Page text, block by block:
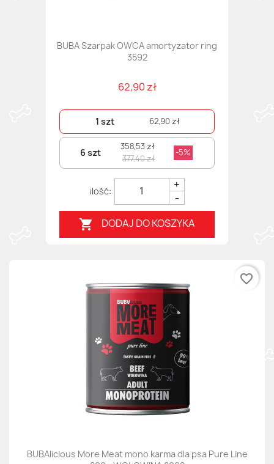
BUBA Szarpak OWCA amortyzator ring
3592
62,90 zł
1 szt 62,90 zł
6 szt
358,53 zł
377,40 zł
-5%
+
-
 DODAJ DO KOSZYKA
BUBAlicious More Meat mono karma dla psa Pure Line
favorite_border